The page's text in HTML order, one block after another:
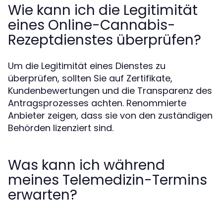
Wie kann ich die Legitimität
eines Online-Cannabis-
Rezeptdienstes überprüfen?
Um die Legitimität eines Dienstes zu
überprüfen, sollten Sie auf Zertifikate,
Kundenbewertungen und die Transparenz des
Antragsprozesses achten. Renommierte
Anbieter zeigen, dass sie von den zuständigen
Behörden lizenziert sind.
Was kann ich während
meines Telemedizin-Termins
erwarten?